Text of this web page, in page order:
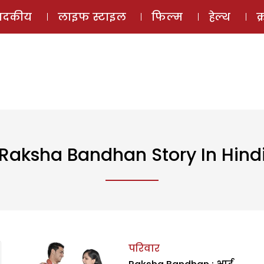
ई-मैगज़ीन
लाइफ स्टाइल फिल्म हेल्थ
Bandhan Story In
परिवार